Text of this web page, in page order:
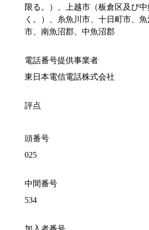
限る。）、上越市（板倉区及び
く。）、糸魚川市、十日町市、
市、南魚沼郡、中魚沼郡
電話番号提供事業者
東日本電信電話株式会社
評点
頭番号
025
中間番号
534